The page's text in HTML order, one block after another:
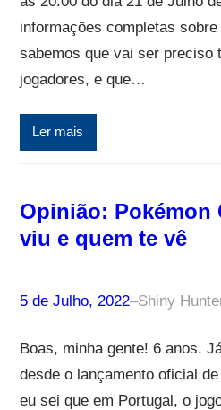
informações completas
sabemos que vai ser preciso
jogadores, e que…
Ler mais
Opinião: Pokémon
viu e quem te vê
5 de Julho, 2022–Shiny
Boas, minha gente! 6 anos.
desde o lançamento oficial
eu sei que em Portugal, o